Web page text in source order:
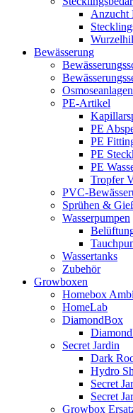
Anzucht
Bewässerung
PE-Artikel
PE
PE
PE
PE
Tropfer
PVC-
Sprühen &
Wasserpumpen
Wassertanks
Zubehör
Growboxen
Homebox
HomeLab
DiamondBox
Secret Jardin
Dark
Hydro
Secret
Secret
Growbox